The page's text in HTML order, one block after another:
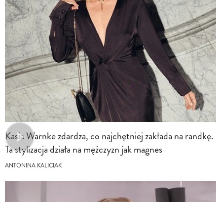
Kasia Warnke zdardza, co najchętniej zakłada na randkę.
Ta stylizacja działa na mężczyzn jak magnes
ANTONINA KALICIAK